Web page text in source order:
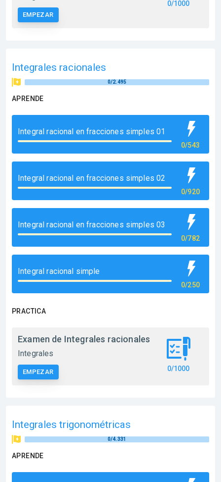
EMPEZAR
0/1000
Integrales racionales
0/2.495
APRENDE
Integral racional en fracciones simples 01
0/543
Integral racional en fracciones simples 02
0/920
Integral racional en fracciones simples 03
0/782
Integral racional simple
0/250
PRACTICA
Examen de Integrales racionales
Integrales
EMPEZAR 0/1000
Integrales trigonométricas
0/4.331
APRENDE